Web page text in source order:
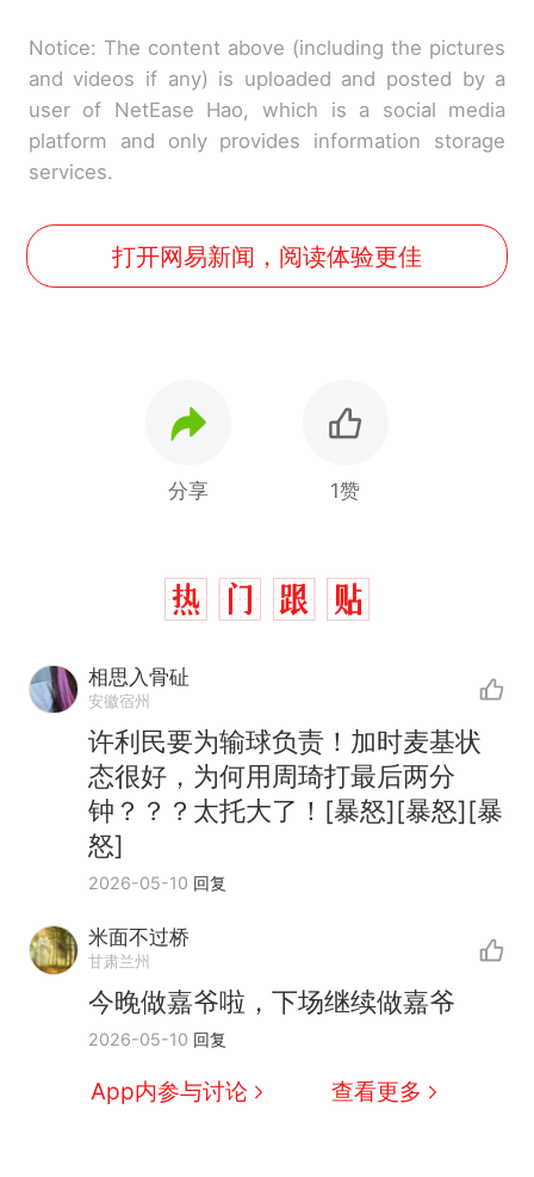
Notice: The content above (including the pictures
and videos if any) is uploaded and posted by a
user of NetEase Hao, which is a social media
platform and only provides information storage
services.
打开网易新闻，阅读体验更佳
分享 1赞
相思入骨砋
安徽宿州
许利民要为输球负责！加时麦基状
态很好，为何用周琦打最后两分
钟？？？太托大了！[暴怒][暴怒][暴
怒]
2026-05-10 回复
米面不过桥
甘肃兰州
今晚做嘉爷啦，下场继续做嘉爷
2026-05-10 回复
App内参与讨论 查看更多
那个在床头放菜刀的女孩，
因老师一句“跟我回家”改写了
人生
新
制裁瓜子饺子，美国怕什
么？
费大厨“全国小炒肉大王”称